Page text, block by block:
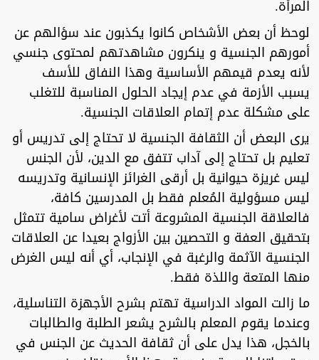
المرأة.
لوحظ أن بعض الأشخاص كانوا يكذبون عند سؤالهم عن
أمورهم الجنسية و ينكرون مشاهدتهم لمحتوى جنسي
لأنه يعدم قيمهم الأساسية وهذا النفاق للأسف
يسبب الأزمة في عدم إيجاد الحلول المناسبة للتغلب
على مشكلة عدم إتمام العلاقات الجنسية.
يرى البعض أن الثقافة الجنسية لا تحتاج إلى تدريس أو
تعليم بل تحتاج إلى آداب تتفق مع الدين، لأن الجنس
ليس غريزة حيوانية بل أرقى الغرائز الإنسانية وتدريسه
ليس مسؤولية المُعلم فقط بل المدرسين كافة،
فالعلاقة الجنسية المشروعة أتت لأغراض سامية تتمثل
بتحقيق العفة و التحصين بين الأزواج بعيدا عن العلاقات
الجنسية الآثمة والرغبة في الإنجاب، أي أنه ليس الغرض
منها المتعة واللذة فقط.
ما زالت المواد الدراسية تهتم بشرح الأجهزة التناسلية،
وعندما يقوم المعلم بالشرح يشعر الطلبة والطالبات
بالخجل، هذا يدل على أن ثقافة الحديث عن الجنس في